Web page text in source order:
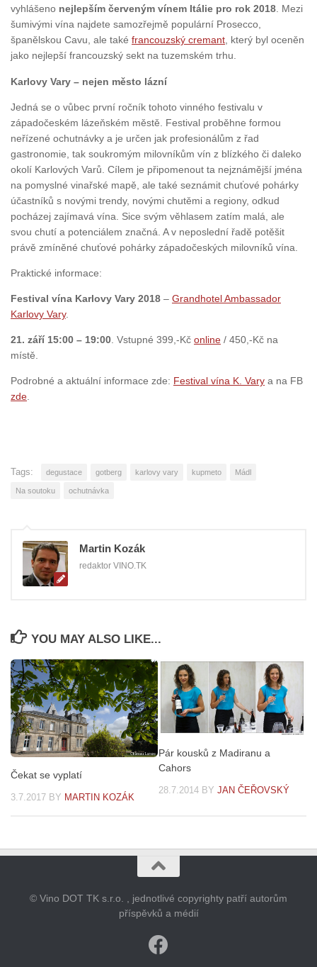
vyhlášeno nejlepším červeným vínem Itálie pro rok 2018. Mezi
šumivými vína najdete samozřejmě populární Prosecco,
španělskou Cavu, ale také francouzský cremant, který byl oceněn
jako nejlepší francouzský sekt na tuzemském trhu.
Karlovy Vary – nejen město lázní
Jedná se o vůbec první ročník tohoto vinného festivalu v
západočeském lázeňském městě. Festival proběhne formou
neřízené ochutnávky a je určen jak profesionálům z řad
gastronomie, tak soukromým milovníkům vín z blízkého či daleko
okolí Karlových Varů. Cílem je připomenout ta nejznámější jména
na pomyslné vinařské mapě, ale také seznámit chuťové pohárky
účastníků s novými trendy, novými chutěmi a regiony, odkud
pocházej zajímavá vína. Sice svým věhlasem zatím malá, ale
svou chutí a potenciálem značná. A v neposlední řadě potěšit
právě zmíněné chuťové pohárky západočeských milovníků vína.
Praktické informace:
Festival vína Karlovy Vary 2018 – Grandhotel Ambassador
Karlovy Vary.
21. září 15:00 – 19:00 . Vstupné 399,-Kč online / 450,-Kč na
místě.
Podrobné a aktuální informace zde: Festival vína K. Vary a na FB
zde
Tags: degustace gotberg karlovy vary kupmeto Mádl
Na soutoku ochutnávka
Martin Kozák
redaktor VINO.TK
YOU MAY ALSO LIKE...
Čekat se vyplatí
3.7.2017 BY MARTIN KOZÁK
Pár kousků z Madiranu a
Cahors
28.7.2014 BY JAN ČEŘOVSKÝ
© Vino DOT TK s.r.o. , jednotlivé copyrighty patří autorům
příspěvků a médií